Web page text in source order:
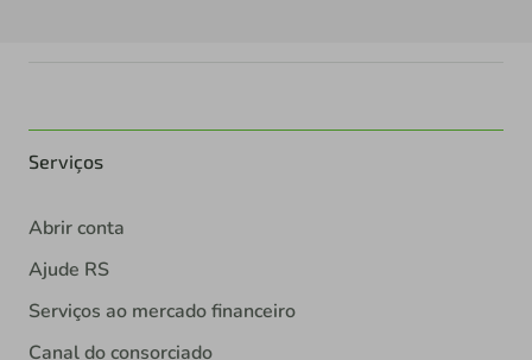
Serviços
Abrir conta
Ajude RS
Serviços ao mercado financeiro
Canal do consorciado